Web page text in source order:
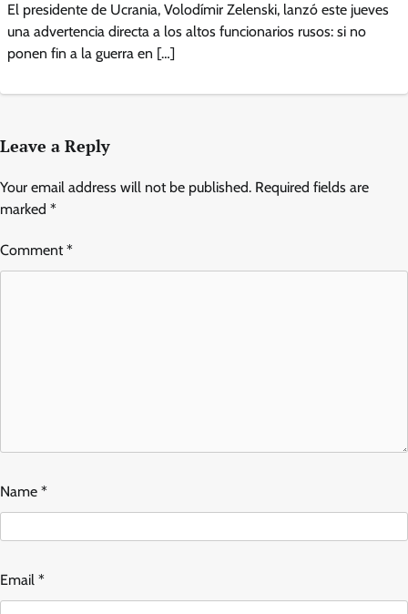
El presidente de Ucrania, Volodímir Zelenski, lanzó este jueves
una advertencia directa a los altos funcionarios rusos: si no
ponen fin a la guerra en […]
Leave a Reply
Your email address will not be published. Required fields are
marked *
Comment*
Name *
Email *